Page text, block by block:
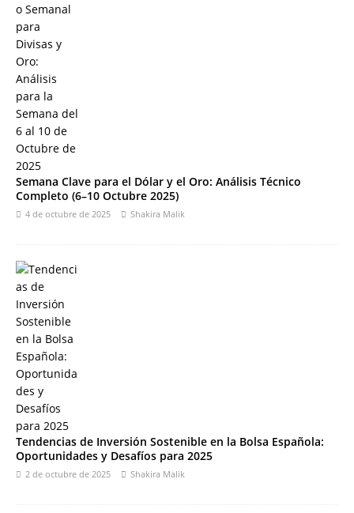
Semana Clave para el Dólar y el Oro: Análisis Técnico
Completo (6–10 Octubre 2025)
4 de octubre de 2025 Shakira Malik
Tendencias de Inversión Sostenible en la Bolsa Española:
Oportunidades y Desafíos para 2025
2 de octubre de 2025 Shakira Malik